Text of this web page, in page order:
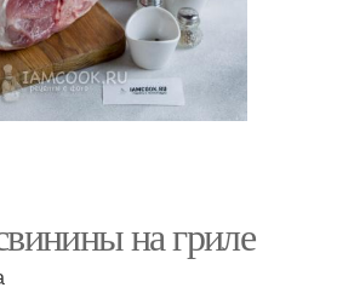
на гриле